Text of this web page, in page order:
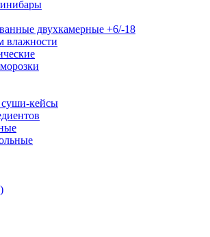
двухкамерные +6/-18
влажности
кейсы